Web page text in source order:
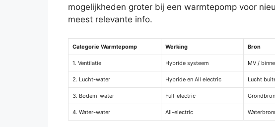
mogelijkheden groter bij een warmtepomp voor
meest relevante info.
Categorie Warmtepomp Werking Bron
1. Ventilatie Hybride systeem MV /
2. Lucht-water Hybride en All electric Lucht
3. Bodem-water Full-electric Grondbron
4. Water-water All-electric